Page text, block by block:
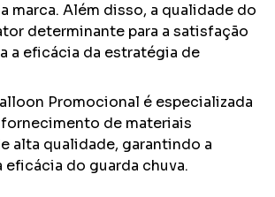
marca. Além disso, a qualidade do
determinante para a satisfação
a eficácia da estratégia de
Promocional é especializada
de materiais
alta qualidade, garantindo a
eficácia do guarda chuva.